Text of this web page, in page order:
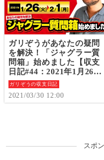
ガリぞうがあなたの疑問
を解決！「ジャグラー質
問箱」始めました【収支
日記#44：2021年1月26日
(火)～2月1日(月)】
ガリぞうの収支日記
2021/03/30 12:00
スポ